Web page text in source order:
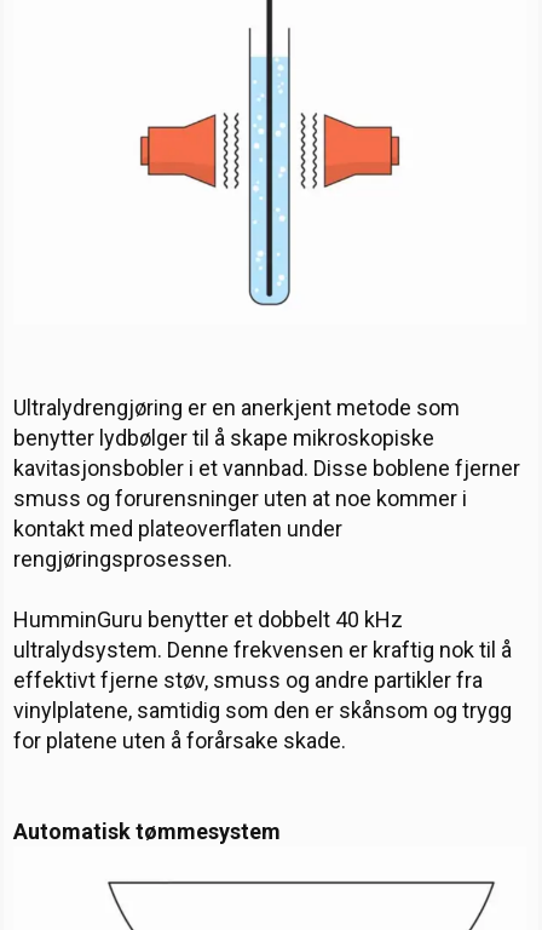
Ultralydrengjøring er en anerkjent metode som
benytter lydbølger til å skape mikroskopiske
kavitasjonsbobler i et vannbad. Disse boblene fjerner
smuss og forurensninger uten at noe kommer i
kontakt med plateoverflaten under
rengjøringsprosessen.
HumminGuru benytter et dobbelt 40 kHz
ultralydsystem. Denne frekvensen er kraftig nok til å
effektivt fjerne støv, smuss og andre partikler fra
vinylplatene, samtidig som den er skånsom og trygg
for platene uten å forårsake skade.
Automatisk tømmesystem